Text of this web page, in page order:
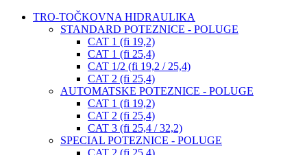
TRO-TOČKOVNA HIDRAULIKA
STANDARD POTEZNICE - POLUGE
CAT 1 (fi 19,2)
CAT 1 (fi 25,4)
CAT 1/2 (fi 19,2 / 25,4)
CAT 2 (fi 25,4)
AUTOMATSKE POTEZNICE - POLUGE
CAT 1 (fi 19,2)
CAT 2 (fi 25,4)
CAT 3 (fi 25,4 / 32,2)
SPECIAL POTEZNICE - POLUGE
CAT 2 (fi 25,4)